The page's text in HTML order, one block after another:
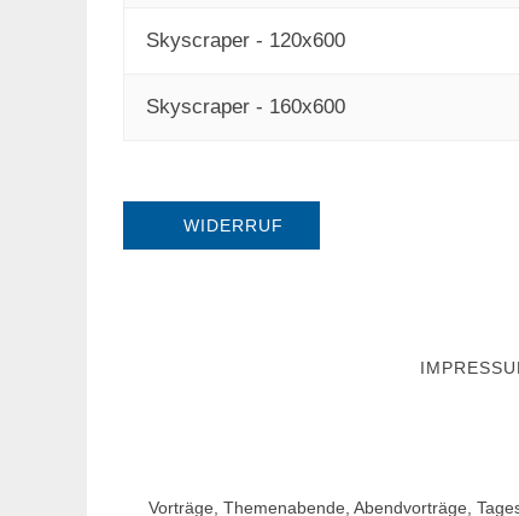
Skyscraper - 120x600
Skyscraper - 160x600
WIDERRUF
Vorträge, Themenabende, Abendvorträge,